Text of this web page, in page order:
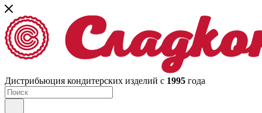
Дистрибьюция кондитерских изделий с 1995 года